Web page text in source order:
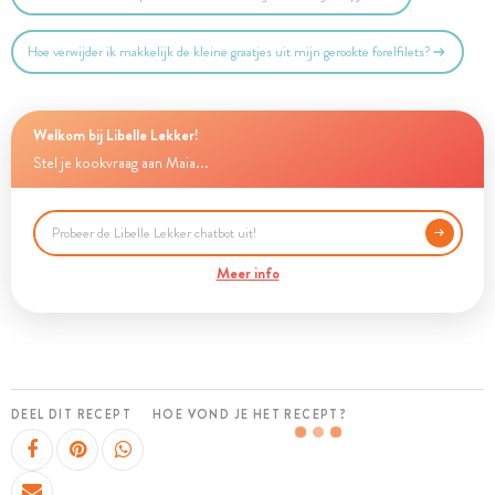
Hoe verwijder ik makkelijk de kleine graatjes uit mijn gerookte forelfilets?
Welkom bij Libelle Lekker!
Stel je kookvraag aan Maia...
Meer info
DEEL DIT RECEPT HOE VOND JE HET RECEPT?